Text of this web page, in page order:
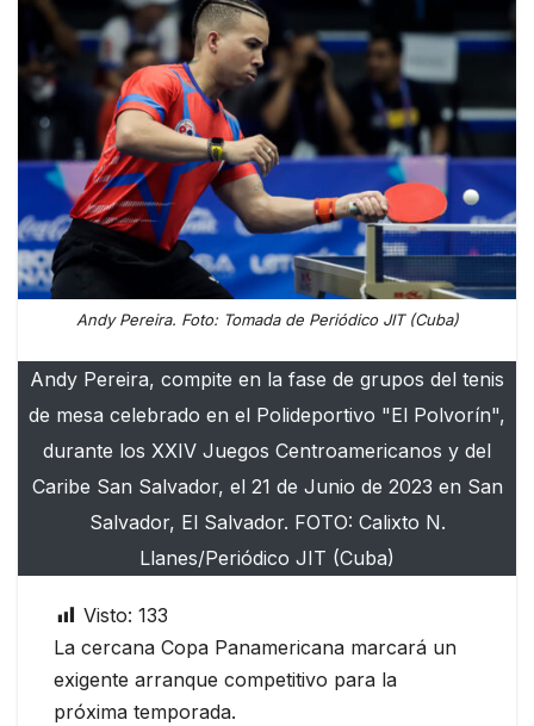
Andy Pereira. Foto: Tomada de Periódico JIT (Cuba)
Andy Pereira, compite en la fase de grupos del tenis
de mesa celebrado en el Polideportivo "El Polvorín",
durante los XXIV Juegos Centroamericanos y del
Caribe San Salvador, el 21 de Junio de 2023 en San
Salvador, El Salvador. FOTO: Calixto N.
Llanes/Periódico JIT (Cuba)
Visto: 133
La cercana Copa Panamericana marcará un
exigente arranque competitivo para la
próxima temporada.